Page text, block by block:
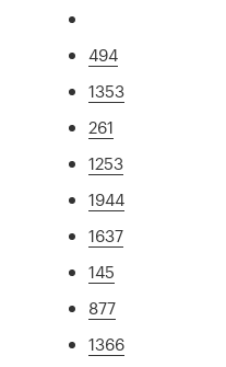
494
1353
261
1253
1944
1637
145
877
1366